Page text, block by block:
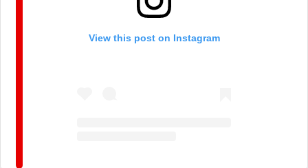
View this post on Instagram